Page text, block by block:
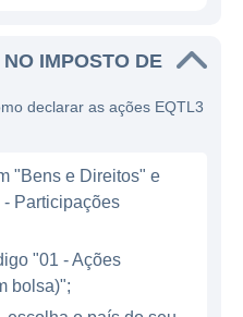
com a
no setor
em um setor
que é o setor
geração,
IMPOSTO DE
declarar as ações EQTL3
"Bens e Direitos" e
Participações
"01 - Ações
bolsa)";